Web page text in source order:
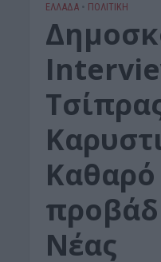
ΕΛΛΑΔΑ • ΠΟΛΙΤΙΚΗ
Καθαρό
Νέας